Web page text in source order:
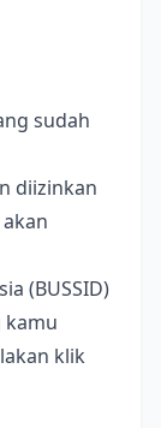
sudah
diizinkan
(BUSSID)
kamu
klik